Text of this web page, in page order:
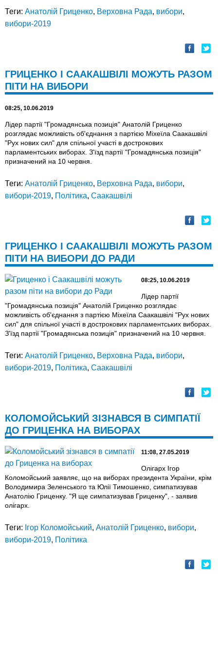
Теги: Анатолій Гриценко, Верховна Рада, вибори,
вибори-2019
ГРИЦЕНКО І СААКАШВІЛІ МОЖУТЬ РАЗОМ
ПІТИ НА ВИБОРИ
08:25, 10.06.2019
Лідер партії "Громадянська позиція" Анатолій Гриценко
розглядає можливість об'єднання з партією Міхеїла Саакашвілі
"Рух нових сил" для спільної участі в дострокових
парламентських виборах. З'їзд партії "Громадянська позиція"
призначений на 10 червня.
Теги: Анатолій Гриценко, Верховна Рада, вибори,
вибори-2019, Політика, Саакашвілі
ГРИЦЕНКО І СААКАШВІЛІ МОЖУТЬ РАЗОМ
ПІТИ НА ВИБОРИ ДО РАДИ
08:25, 10.06.2019
Лідер партії
"Громадянська позиція" Анатолій Гриценко розглядає
можливість об'єднання з партією Міхеїла Саакашвілі "Рух нових
сил" для спільної участі в дострокових парламентських виборах.
З'їзд партії "Громадянська позиція" призначений на 10 червня.
Теги: Анатолій Гриценко, Верховна Рада, вибори,
вибори-2019, Політика, Саакашвілі
КОЛОМОЙСЬКИЙ ЗІЗНАВСЯ В СИМПАТІЇ
ДО ГРИЦЕНКА НА ВИБОРАХ
11:08, 27.05.2019
Олігарх Ігор
Коломойський заявляє, що на виборах президента України, крім
Володимира Зеленського та Юлії Тимошенко, симпатизував
Анатолію Гриценку. "Я ще симпатизував Гриценку", - заявив
олігарх.
Теги: Ігор Коломойський, Анатолій Гриценко, вибори,
вибори-2019, Політика